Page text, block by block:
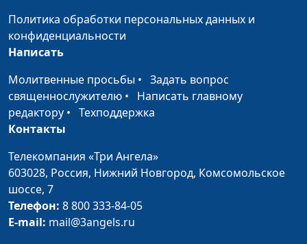
Подснежники
шелестят слова
Напевала песню
мама
Виктория Ахундова
Этот день Виктория Ахундова
Бывает жизнь у нас
несладкой
Виктория Ахундова
Открой для Бога
Политика обработки персональных данных и
конфиденциальности
Написать
Молитвенные просьбы • Задать вопрос
священнослужителю • Написать главному
редактору • Техподдержка
Контакты
Телекомпания «Три Ангела»
603028, Россия, Нижний Новгород, Комсомольское
шоссе, 7
Телефон: 8 800 333-84-05
E-mail: mail@3angels.ru